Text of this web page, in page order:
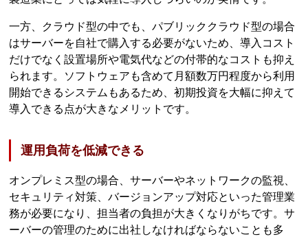
一方、クラウド型の中でも、パブリッククラウド型の場合
はサーバーを自社で購入する必要がないため、導入コスト
だけでなく設置場所や電気代などの付帯的なコストも抑え
られます。ソフトウェアも含めて月額数万円程度から利用
開始できるシステムもあるため、初期投資を大幅に抑えて
導入できる点が大きなメリットです。
運用負荷を低減できる
オンプレミス型の場合、サーバーやネットワークの監視、
セキュリティ対策、バージョンアップ対応といった管理業
務が必要になり、担当者の負担が大きくなりがちです。サ
ーバーの管理のために出社しなければならないことも多